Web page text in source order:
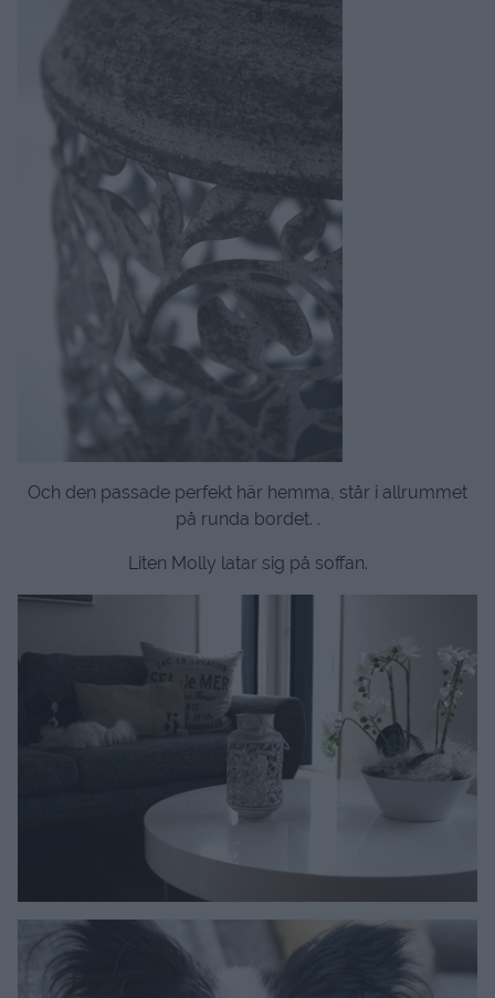
Och den passade perfekt här hemma, står i allrummet
på runda bordet. .
Liten Molly latar sig på soffan.